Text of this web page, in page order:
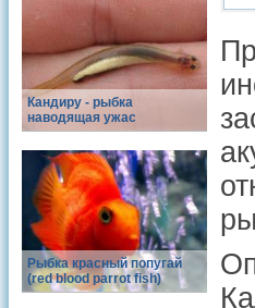
Кандиру - рыбка
наводящая ужас
Рыбка красный попугай
(red blood parrot fish)